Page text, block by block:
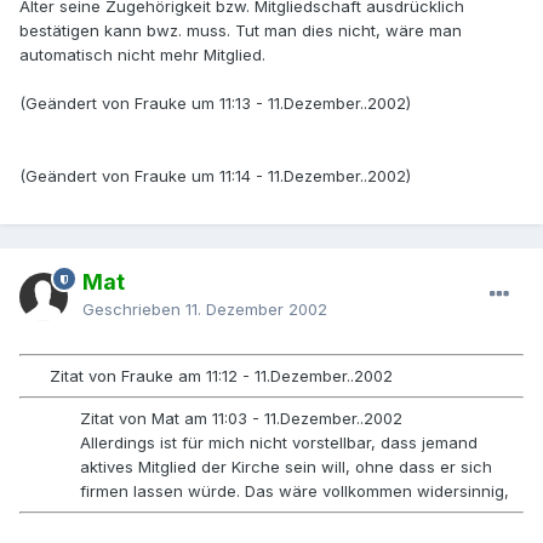
Alter seine Zugehörigkeit bzw. Mitgliedschaft ausdrücklich
bestätigen kann bwz. muss. Tut man dies nicht, wäre man
automatisch nicht mehr Mitglied.
(Geändert von Frauke um 11:13 - 11.Dezember..2002)
(Geändert von Frauke um 11:14 - 11.Dezember..2002)
Mat
Geschrieben 11. Dezember 2002
Zitat von Frauke am 11:12 - 11.Dezember..2002
Zitat von Mat am 11:03 - 11.Dezember..2002
Allerdings ist für mich nicht vorstellbar, dass jemand
aktives Mitglied der Kirche sein will, ohne dass er sich
firmen lassen würde. Das wäre vollkommen widersinnig,